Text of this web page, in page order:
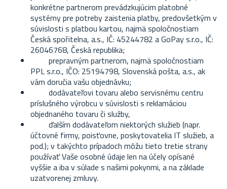
konkrétne partnerom prevádzkujúcim platobné
systémy pre potreby zaistenia platby, predovšetkým v
súvislosti s platbou kartou, najmä spoločnostiam
Česká spořitelna, a.s., IČ: 45244782 a GoPay s.r.o., IČ:
26046768, Česká republika;
prepravným partnerom, najmä spoločnostiam
PPL s.r.o., IČO: 25194798, Slovenská pošta, a.s., ak
vám doručia vašu objednávku;
dodávateľovi tovaru alebo servisnému centru
príslušného výrobcu v súvislosti s reklamáciou
objednaného tovaru či služby,
ďalším dodávateľom niektorých služieb (napr.
účtovné firmy, poisťovne, poskytovatelia IT služieb, a
pod.); v takýchto prípadoch môžu tieto tretie strany
používať Vaše osobné údaje len na účely opísané
vyššie a iba v súlade s našimi pokynmi, a na základe
uzatvorenej zmluvy.